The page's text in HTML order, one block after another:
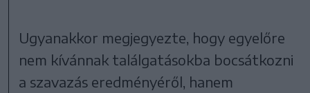
Ugyanakkor megjegyezte, hogy egyelőre
nem kívánnak találgatásokba bocsátkozni
a szavazás eredményéről, hanem